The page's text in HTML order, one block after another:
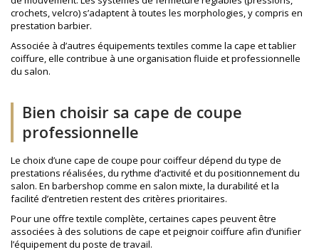
crochets, velcro) s’adaptent à toutes les morphologies, y compris en
prestation barbier.
Associée à d’autres équipements textiles comme la cape et tablier
coiffure, elle contribue à une organisation fluide et professionnelle
du salon.
Bien choisir sa cape de coupe
professionnelle
Le choix d’une cape de coupe pour coiffeur dépend du type de
prestations réalisées, du rythme d’activité et du positionnement du
salon. En barbershop comme en salon mixte, la durabilité et la
facilité d’entretien restent des critères prioritaires.
Pour une offre textile complète, certaines capes peuvent être
associées à des solutions de cape et peignoir coiffure afin d’unifier
l’équipement du poste de travail.